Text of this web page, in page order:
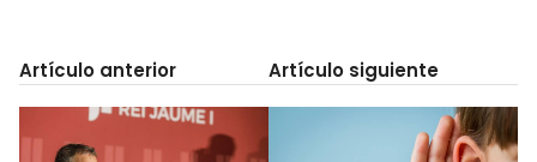
Artículo anterior Artículo siguiente